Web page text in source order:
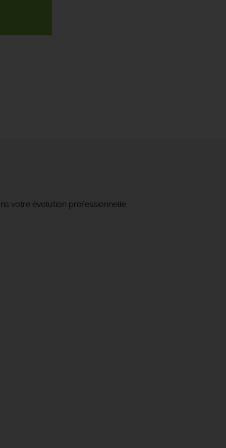
votre évolution professionnelle.